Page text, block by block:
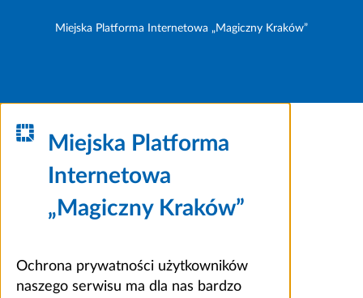
Miejska Platforma Internetowa „Magiczny Kraków”
Miejska Platforma
Internetowa
„Magiczny Kraków”
Ochrona prywatności użytkowników
naszego serwisu ma dla nas bardzo